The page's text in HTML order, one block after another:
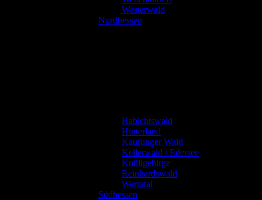
Westerwald
Nordhessen
Habichtswald
Hinterland
Kaufunger Wald
Kellerwald / Edersee
Knüllgebirge
Reinhardswald
Werratal
Südhessen